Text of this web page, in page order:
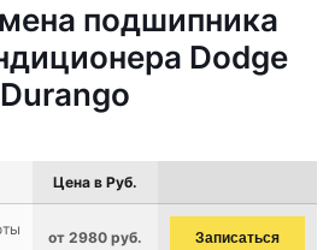
подшипника
Dodge
Durango
Цена в Руб.
от 2980 руб. Записаться